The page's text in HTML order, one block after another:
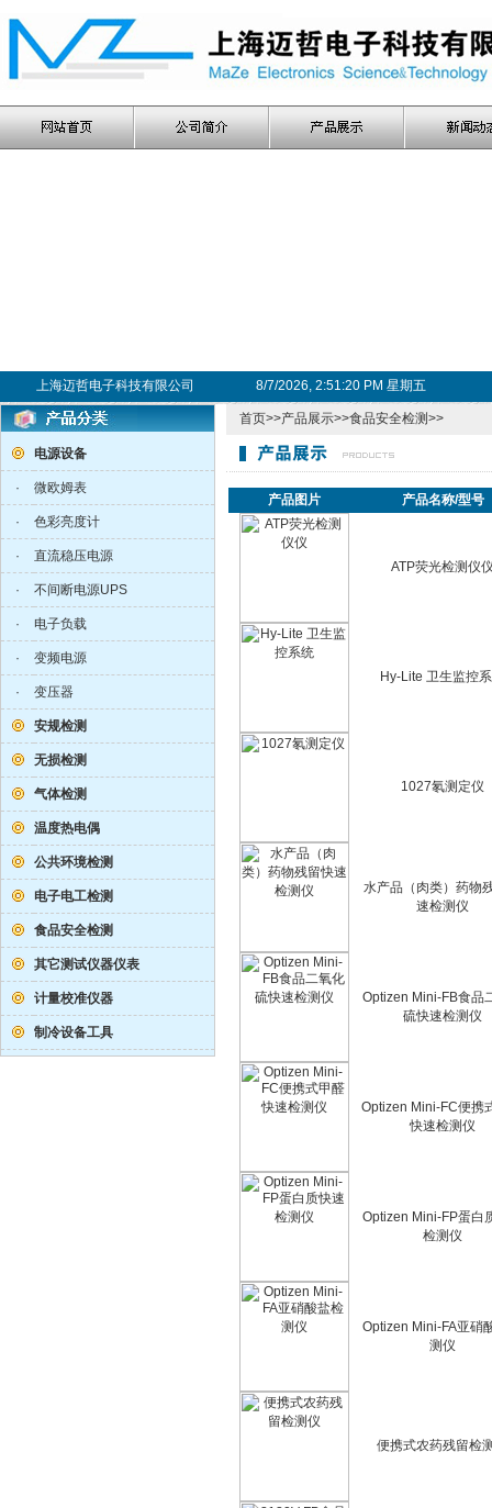
上海迈哲电子科技有限公司 8/7/2026, 2:51:21 PM 星期五
电源设备
· 微欧姆表
· 色彩亮度计
· 直流稳压电源
· 不间断电源UPS
· 电子负载
· 变频电源
· 变压器
安规检测
无损检测
气体检测
温度热电偶
公共环境检测
电子电工检测
食品安全检测
其它测试仪器仪表
计量校准仪器
制冷设备工具
首页>>产品展示>>食品安全检测>>
产品图片 产品名称/型号
ATP荧光检测仪
Hy-Lite 卫生监控
1027氡测定仪
水产品（肉类）药物
速检测仪
Optizen Mini-FB食品
硫快速检测仪
Optizen Mini-FC便携
快速检测仪
Optizen Mini-FP蛋白
检测仪
Optizen Mini-FA亚硝
测仪
便携式农药残留检